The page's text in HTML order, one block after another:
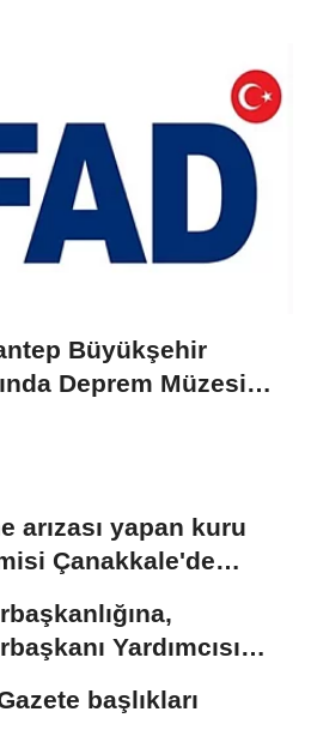
Büyükşehir
Deprem Müzesi
arızası yapan kuru
Çanakkale'de
Yardımcısı
başlıkları